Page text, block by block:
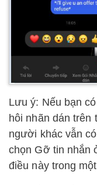
Lưu ý: Nếu bạn
hôi nhãn dán trên
người khác vẫn
chọn Gỡ tin nhắn
điều này trong